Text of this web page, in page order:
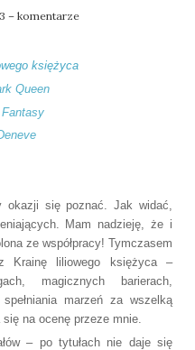
– komentarze
księżyca
Queen
Fantasy
okazji się poznać. Jak widać,
Mam nadzieję, że i
ze współpracy! Tymczasem
Krainę liliowego księżyca –
magicznych barierach,
marzeń za wszelką
na ocenę przeze mnie.
– po tytułach nie daje się